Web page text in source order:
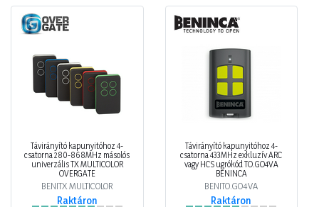
Távirányító kapunyitóhoz 4-
csatorna 280-868MHz másolós
univerzális TX MULTICOLOR
OVERGATE
BENITX MULTICOLOR
Raktáron
Távirányító kapunyitóhoz 4-
csatorna 433MHz exkluzív ARC
vagy HCS ugrókód TO.GO4VA
BENINCA
BENITO.GO4VA
Raktáron